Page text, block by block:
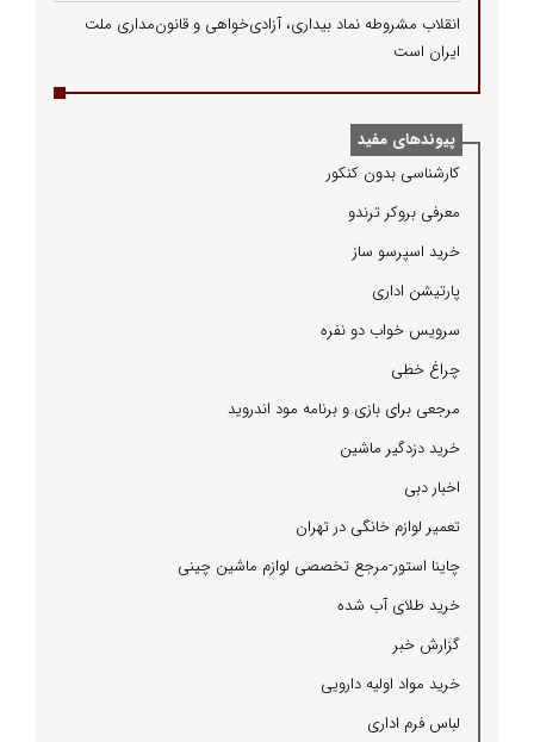
انقلاب مشروطه نماد بیداری، آزادی‌خواهی و قانون‌مداری ملت
ایران است
پیوندهای مفید
كارشناسی بدون كنكور
معرفی بروكر ترندو
خرید اسپرسو ساز
پارتیشن اداری
سرویس خواب دو نفره
چراغ خطی
مرجعی برای بازی و برنامه مود اندروید
خرید دزدگیر ماشین
اخبار دبی
تعمیر لوازم خانگی در تهران
چاینا استور-مرجع تخصصی لوازم ماشین چینی
خرید طلای آب شده
گزارش خبر
خرید مواد اولیه دارویی
لباس فرم اداری